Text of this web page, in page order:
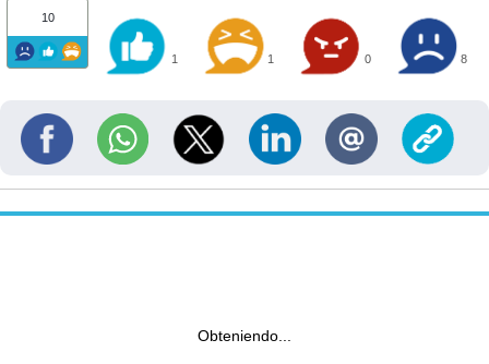
10
1 1 0 8
Obteniendo...